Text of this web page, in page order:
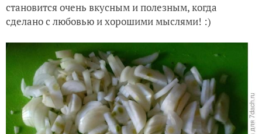
становится очень вкусным и полезным, когда
сделано с любовью и хорошими мыслями! :)